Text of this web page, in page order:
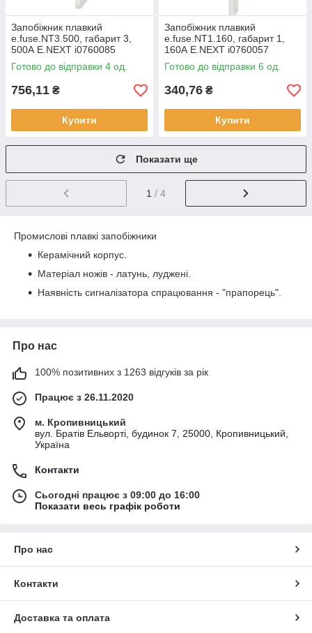
Запобіжник плавкий
e.fuse.NT3.500, габарит 3,
500А E.NEXT i0760085
Готово до відправки 4 од.
756,11 ₴
Купити
Запобіжник плавкий
e.fuse.NT1.160, габарит 1,
160А E.NEXT i0760057
Готово до відправки 6 од.
340,76 ₴
Купити
Показати ще
1 / 4
Промислові плавкі запобіжники
Керамічний корпус.
Матеріал ножів - латунь, луджені.
Наявність сигналізатора спрацювання - "прапорець".
Про нас
100% позитивних з 1263 відгуків за рік
Працює з 26.11.2020
м. Кропивницький
вул. Братів Ельворті, будинок 7, 25000, Кропивницький,
Україна
Контакти
Сьогодні працює з 09:00 до 16:00
Показати весь графік роботи
Про нас
Контакти
Доставка та оплата